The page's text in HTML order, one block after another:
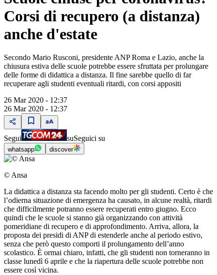
Corsi di recupero (a distanza)
anche d'estate
Secondo Mario Rusconi, presidente ANP Roma e Lazio, anche la
chiusura estiva delle scuole potrebbe essere sfruttata per prolungare
delle forme di didattica a distanza. Il fine sarebbe quello di far
recuperare agli studenti eventuali ritardi, con corsi appositi
26 Mar 2020 - 12:37
26 Mar 2020 - 12:37
Segui suSeguici su
whatsapp discover
© Ansa
La didattica a distanza sta facendo molto per gli studenti. Certo è che
l’odierna situazione di emergenza ha causato, in alcune realtà, ritardi
che difficilmente potranno essere recuperati entro giugno. Ecco
quindi che le scuole si stanno già organizzando con attività
pomeridiane di recupero e di approfondimento. Arriva, allora, la
proposta dei presidi di ANP di estenderle anche al periodo estivo,
senza che però questo comporti il prolungamento dell’anno
scolastico. È ormai chiaro, infatti, che gli studenti non torneranno in
classe lunedì 6 aprile e che la riapertura delle scuole potrebbe non
essere così vicina.